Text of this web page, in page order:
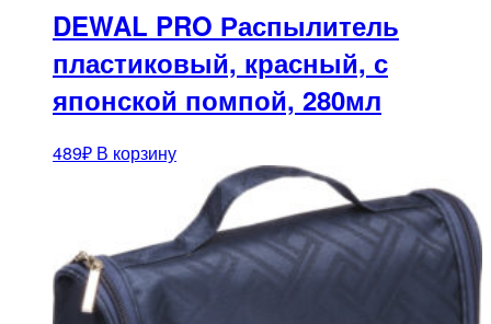
DEWAL PRO Распылитель
пластиковый, красный, с
японской помпой, 280мл
489₽ В корзину